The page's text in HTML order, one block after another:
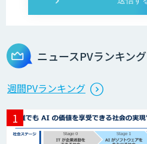
ニュースPVランキング
週間PVランキング